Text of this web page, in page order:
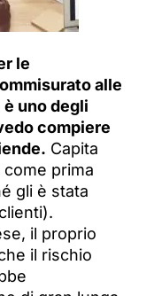
le
alle
uno degli
compiere
Capita
prima
gli è stata
il proprio
il rischio